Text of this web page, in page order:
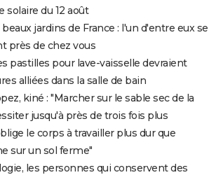
solaire du 12 août
jardins de France : l'un d'entre eux se
près de chez vous
pastilles pour lave-vaisselle devraient
alliées dans la salle de bain
kiné : "Marcher sur le sable sec de la
jusqu'à près de trois fois plus
le corps à travailler plus dur que
sur un sol ferme"
les personnes qui conservent des